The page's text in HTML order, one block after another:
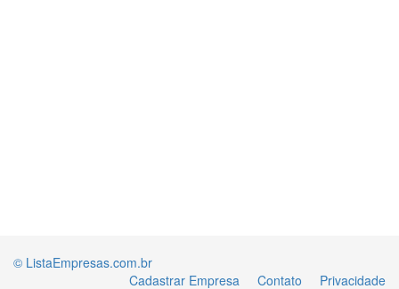
© ListaEmpresas.com.br
Cadastrar Empresa
Contato Privacidade